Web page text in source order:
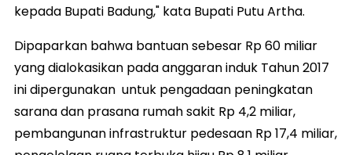
kepada Bupati Badung," kata Bupati Putu Artha.
Dipaparkan bahwa bantuan sebesar Rp 60 miliar
yang dialokasikan pada anggaran induk Tahun 2017
ini dipergunakan untuk pengadaan peningkatan
sarana dan prasana rumah sakit Rp 4,2 miliar,
pembangunan infrastruktur pedesaan Rp 17,4 miliar,